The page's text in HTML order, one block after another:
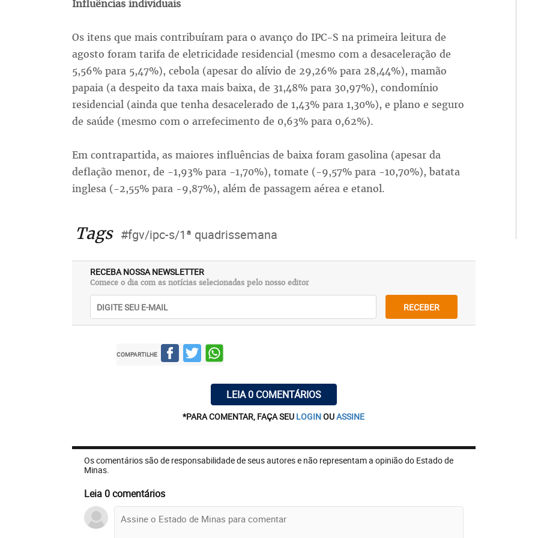
Influências individuais
Os itens que mais contribuíram para o avanço do IPC-S na primeira leitura de
agosto foram tarifa de eletricidade residencial (mesmo com a desaceleração de
5,56% para 5,47%), cebola (apesar do alívio de 29,26% para 28,44%), mamão
papaia (a despeito da taxa mais baixa, de 31,48% para 30,97%), condomínio
residencial (ainda que tenha desacelerado de 1,43% para 1,30%), e plano e seguro
de saúde (mesmo com o arrefecimento de 0,63% para 0,62%).
Em contrapartida, as maiores influências de baixa foram gasolina (apesar da
deflação menor, de -1,93% para -1,70%), tomate (-9,57% para -10,70%), batata
inglesa (-2,55% para -9,87%), além de passagem aérea e etanol.
Tags #fgv/ipc-s/1ª quadrissemana
RECEBA NOSSA NEWSLETTER
Comece o dia com as notícias selecionadas pelo nosso editor
RECEBER
COMPARTILHE
LEIA 0 COMENTÁRIOS
*PARA COMENTAR, FAÇA SEU LOGINOUASSINE
Os comentários são de responsabilidade de seus autores e não representam a opinião do Estado de
Minas.
Leia 0 comentários